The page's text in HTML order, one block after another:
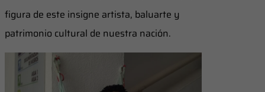
figura de este insigne artista, baluarte y
patrimonio cultural de nuestra nación.